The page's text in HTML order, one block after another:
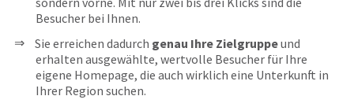
Besucher bei Ihnen.
Sie erreichen dadurch genau Ihre Zielgruppeund
erhalten ausgewählte, wertvolle Besucher für Ihre
eigene Homepage, die auch wirklich eine Unterkunft in
Ihrer Region suchen.